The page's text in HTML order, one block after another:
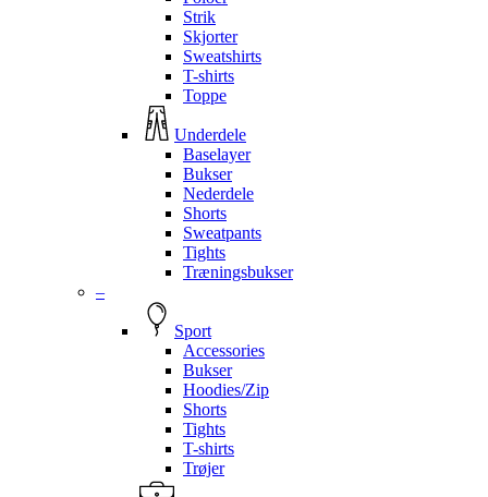
Strik
Skjorter
Sweatshirts
T-shirts
Toppe
Underdele
Baselayer
Bukser
Nederdele
Shorts
Sweatpants
Tights
Træningsbukser
–
Sport
Accessories
Bukser
Hoodies/Zip
Shorts
Tights
T-shirts
Trøjer